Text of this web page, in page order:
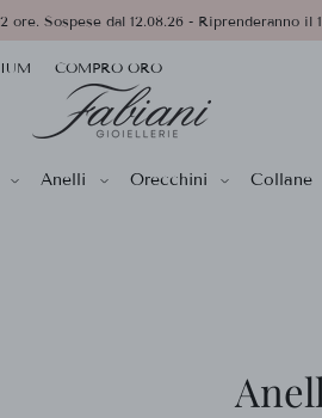
Sospese dal 12.08.26 - Riprenderanno il
COMPRO ORO
Anelli Orecchini Collane